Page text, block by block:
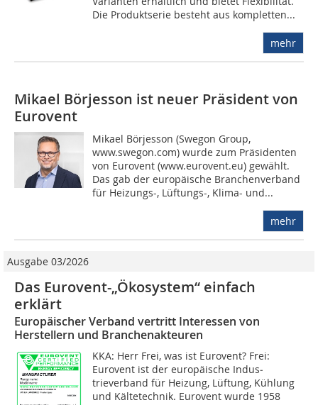
Die Produktserie besteht aus kompletten...
mehr
Mikael Börjesson ist neuer Präsident von
Eurovent
Mikael Börjesson (Swegon Group,
www.swegon.com) wurde zum Präsidenten
von Eurovent (www.eurovent.eu) gewählt.
Das gab der europäische Branchenverband
für Heizungs-, Lüftungs-, Klima- und...
mehr
Ausgabe 03/2026
Das Eurovent-„Ökosystem“ einfach
erklärt
Europäischer Verband vertritt Interessen von
Herstellern und Branchenakteuren
KKA: Herr Frei, was ist Eurovent? Frei:
Eurovent ist der europäische Indus­
trieverband für Heizung, Lüftung, Kühlung
und Kältetechnik. Eurovent wurde 1958